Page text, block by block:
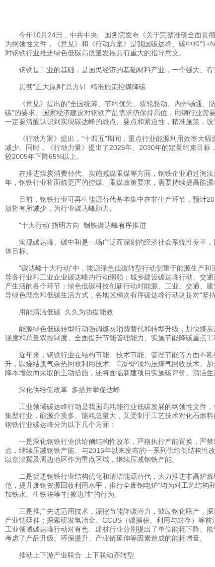
今年10月24日，中共中央、国务院发布《关于完整准确全面贯彻
为纲领性文件，《意见》和《行动方案》是我国碳达峰、碳中和
对钢铁行业推进绿色低碳高质量发展具有重大的指导意义。
钢铁是工业的基础，是国民经济的基础材料产业，一个强大、有
贯彻"五大原则"总方针 精准施策控煤降碳
《意见》提出的"全国统筹、节约优先、双轮驱动、内外畅通、
碳"的要求。国家经济建设对钢铁产品需求仍保持高位，用钢行业需
一定要清醒认识到实现碳达峰的难点、要点和紧迫性，精准施策，设
《行动方案》提出，"十四五"期间，重点行业能源利用效率大幅
减少。同时，《行动力量》提出了2025年、2030年的定量约束目
较2005年下降65%以上。
在推进煤炭消费替代、实施减煤限煤等方面，钢铁企业通过淘汰
年，钢铁行业将面临更严的控煤、限煤政策要求，需要持续提高能
目前，钢铁行业可再生能源替代基本集中在非生产环节，预计
放将有所减少，为行业碳达峰助力。
"十大行动"指明方向 钢铁碳达峰有序推进
实现碳达峰、碳中和是一场广泛而深刻的经济社会系统性变革，
体目标。
"碳达峰十大行动"中，能源绿色低碳转型行动侧重于能源生产和
导各行业和工业企业碳达峰的行动纲领；城乡建设碳达峰行动、交
产生活的各个环节；绿色低碳科技创新行动对能源、工业、交通、
导绿色理念和低碳生活方式，各地区梯次有序碳达峰行动则是对"坚
用能清洁低碳 久久为功提能效
能源绿色低碳转型行动强调煤炭消费替代和转型升级，加快煤炭
强度和总量双控制度、全面提升节能管理能力、实施节能降碳重点
近年来，钢铁行业在结构节能、技术节能、管理节能等方面不断
升，以烧结废气余热回收利用技术、高炉炉顶均压煤气回收技术、
降本增效而采取的主动措施，还将面临新建项目实施碳评价、清洁
深化供给侧改革 多措并举促达峰
工业领域碳达峰行动是我国高耗能行业低碳发展的纲领性文件，
集型行业，能源介质多、能耗总量大，又受制于工艺技术对化石燃
钢铁行业碳达峰分为以下几个方面：
一是深化钢铁行业供给侧结构性改革，严格执行产能置换，严禁
点，继续压减钢铁产能。与2016年以来发布的一系列供给侧结构性
以京津冀及周边地区作为重点区域，继续压减钢铁产能。
二是促进钢铁行业结构优化和清洁能源替代，大力推进非高炉炼
范，提升废钢资源回收利用水平，推行全废钢电炉"均为对工艺结
加铁水、生铁块等"打擦边球"的行为。
三是推广先进适用技术，深挖节能降碳潜力，鼓励钢化联产，探
产业链延伸；探索研发氢冶金、CCUS（碳捕获、利用与封存）等
工业领域碳达峰行动对有色、建材行业分别提出了单位能耗下降、
考虑了产品升级、环保提升、产业链延伸等因素造成的能耗增量。
推动上下游产业联合 上下联动齐转型